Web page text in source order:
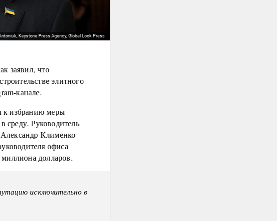
Keystone Press Agency, Global Look Press
заявил, что
элитного
канале.
к избранию меры
среду. Руководитель
Клименко
офиса
миллиона долларов.
исключительно в